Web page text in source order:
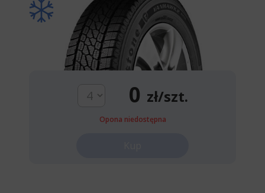
0 zł/szt.
Opona niedostępna